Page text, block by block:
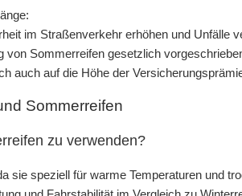
im Straßenverkehr erhöhen und Unfälle
von Sommerreifen gesetzlich
auch auf die Höhe der
Sommerreifen
zu verwenden?
sie speziell für warme Temperaturen und